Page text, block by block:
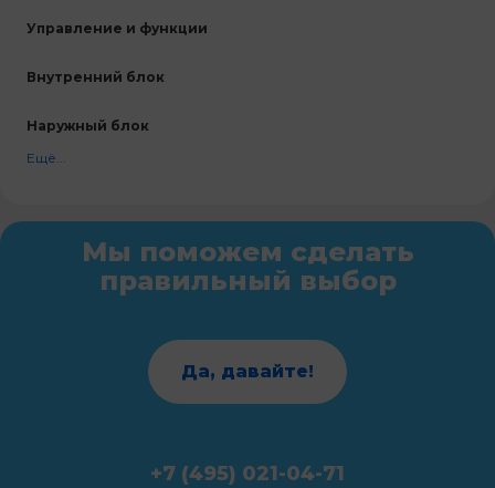
Управление и функции
Внутренний блок
Наружный блок
Ещё...
Мы поможем сделать
правильный выбор
Да, давайте!
+7 (495) 021-04-71